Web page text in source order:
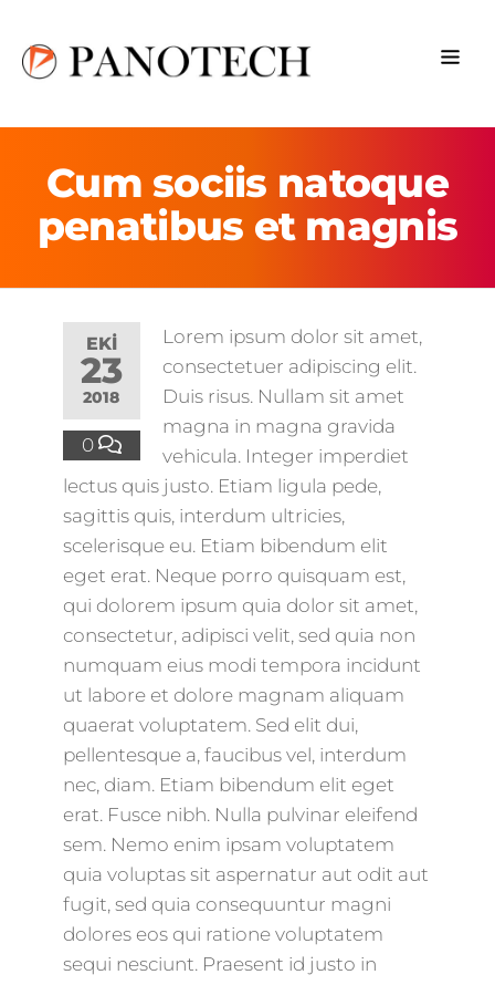
Cum sociis natoque
penatibus et magnis
EKI
23
2018
0
Lorem ipsum dolor sit amet,
consectetuer adipiscing elit.
Duis risus. Nullam sit amet
magna in magna gravida
vehicula. Integer imperdiet
lectus quis justo. Etiam ligula pede,
sagittis quis, interdum ultricies,
scelerisque eu. Etiam bibendum elit
eget erat. Neque porro quisquam est,
qui dolorem ipsum quia dolor sit amet,
consectetur, adipisci velit, sed quia non
numquam eius modi tempora incidunt
ut labore et dolore magnam aliquam
quaerat voluptatem. Sed elit dui,
pellentesque a, faucibus vel, interdum
nec, diam. Etiam bibendum elit eget
erat. Fusce nibh. Nulla pulvinar eleifend
sem. Nemo enim ipsam voluptatem
quia voluptas sit aspernatur aut odit aut
fugit, sed quia consequuntur magni
dolores eos qui ratione voluptatem
sequi nesciunt. Praesent id justo in